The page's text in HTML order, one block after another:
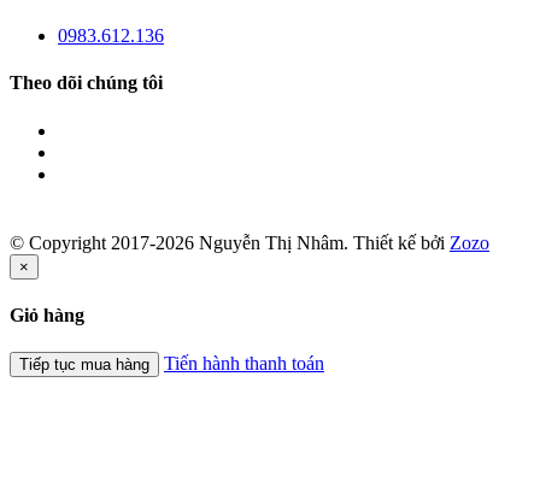
0983.612.136
Theo dõi chúng tôi
© Copyright 2017-2026 Nguyễn Thị Nhâm. Thiết kế bởi Zozo
×
Giỏ hàng
Tiếp tục mua hàng Tiến hành thanh toán